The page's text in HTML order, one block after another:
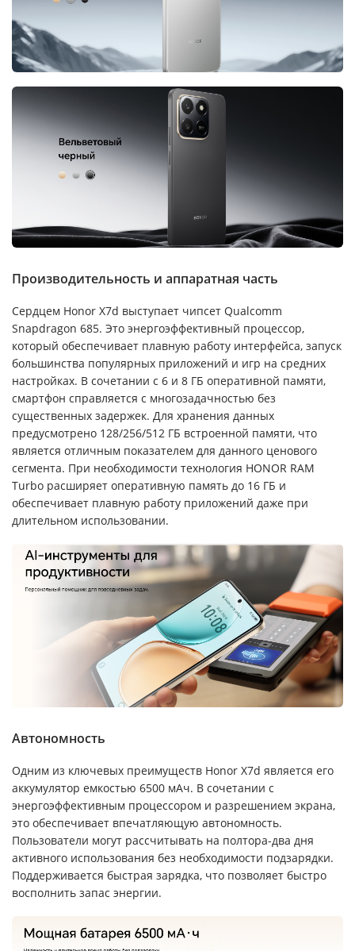
Производительность и аппаратная часть
Сердцем Honor X7d выступает чипсет Qualcomm
Snapdragon 685. Это энергоэффективный процессор,
который обеспечивает плавную работу интерфейса, запуск
большинства популярных приложений и игр на средних
настройках. В сочетании с 6 и 8 ГБ оперативной памяти,
смартфон справляется с многозадачностью без
существенных задержек. Для хранения данных
предусмотрено 128/256/512 ГБ встроенной памяти, что
является отличным показателем для данного ценового
сегмента. При необходимости технология HONOR RAM
Turbo расширяет оперативную память до 16 ГБ и
обеспечивает плавную работу приложений даже при
длительном использовании.
Автономность
Одним из ключевых преимуществ Honor X7d является его
аккумулятор емкостью 6500 мАч. В сочетании с
энергоэффективным процессором и разрешением экрана,
это обеспечивает впечатляющую автономность.
Пользователи могут рассчитывать на полтора-два дня
активного использования без необходимости подзарядки.
Поддерживается быстрая зарядка, что позволяет быстро
восполнить запас энергии.